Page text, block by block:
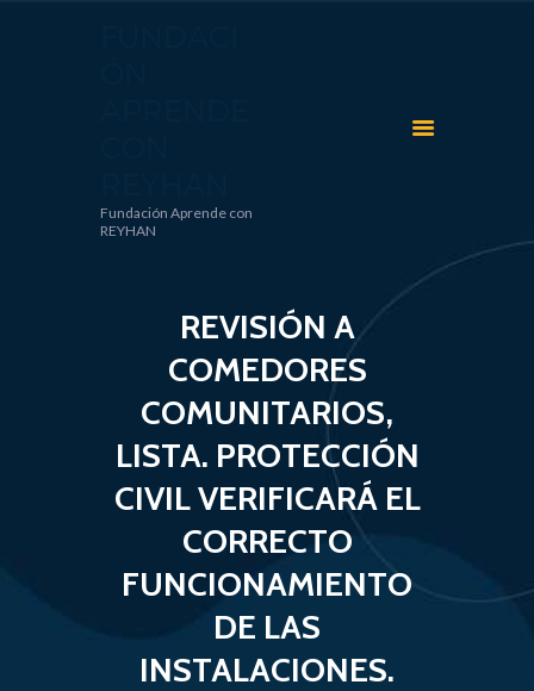
Fundación Aprende con
REYHAN
REVISIÓN A
COMEDORES
COMUNITARIOS,
LISTA. PROTECCIÓN
CIVIL VERIFICARÁ EL
CORRECTO
FUNCIONAMIENTO
DE LAS
INSTALACIONES.
COLABORACIONES
RECETARIOS
APRENDE CON REYHAN
BLOG
NOTICIAS
AVISOS
CONTACTO